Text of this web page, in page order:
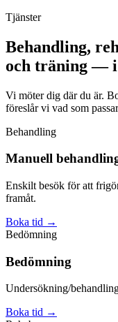
Tjänster
Behandling,
och träning — i
Vi möter dig där du är.
föreslår vi vad som
Behandling
Manuell
Enskilt besök för att
framåt.
Boka tid →
Bedömning
Bedömning
Undersökning/
Boka tid →